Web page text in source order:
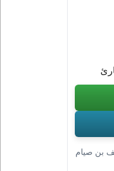
بن صيام